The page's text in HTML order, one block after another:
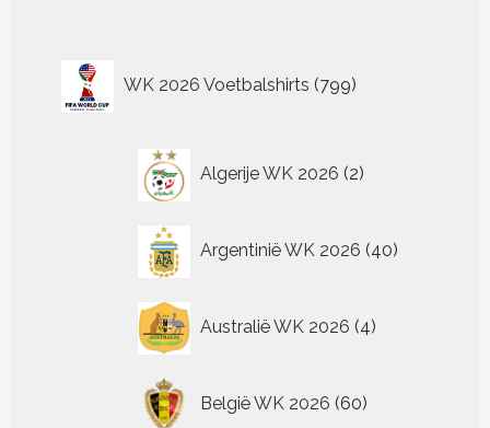
worden
WK 2026 Voetbalshirts 799
producten
Algerije WK 2026 2
producten
Argentinië WK 2026 40
producten
Australië WK 2026 4
producten
België WK 2026 60
producten